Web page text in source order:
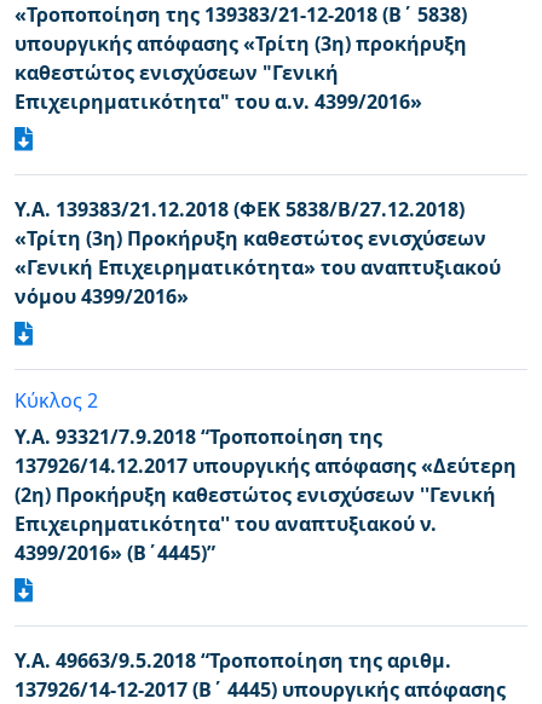
«Τροποποίηση της 139383/21-12-2018 (Β΄ 5838)
υπουργικής απόφασης «Τρίτη (3η) προκήρυξη
καθεστώτος ενισχύσεων "Γενική
Επιχειρηματικότητα" του α.ν. 4399/2016»
Υ.Α. 139383/21.12.2018 (ΦΕΚ 5838/Β/27.12.2018)
«Τρίτη (3η) Προκήρυξη καθεστώτος ενισχύσεων
«Γενική Επιχειρηματικότητα» του αναπτυξιακού
νόμου 4399/2016»
Κύκλος 2
Υ.Α. 93321/7.9.2018 “Τροποποίηση της
137926/14.12.2017 υπουργικής απόφασης «Δεύτερη
(2η) Προκήρυξη καθεστώτος ενισχύσεων ''Γενική
Επιχειρηματικότητα'' του αναπτυξιακού ν.
4399/2016» (Β΄4445)”
Υ.Α. 49663/9.5.2018 “Τροποποίηση της αριθμ.
137926/14-12-2017 (Β΄ 4445) υπουργικής απόφασης